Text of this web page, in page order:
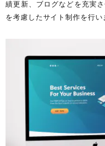
績更新、ブログなどを充実
を考慮したサイト制作を行い